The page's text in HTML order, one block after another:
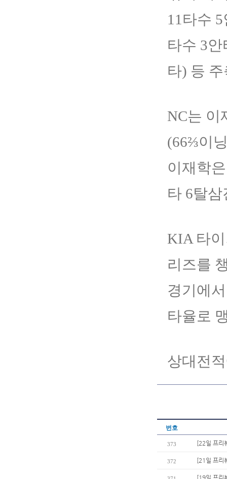
11타수
타수 3
타) 등
NC는 이
(66⅔이
이재학
타 6탈
KIA 타
리즈를
경기에
타율로
상대전
번호
373 [22일 프리
372 [21일 프리
[19일 프리